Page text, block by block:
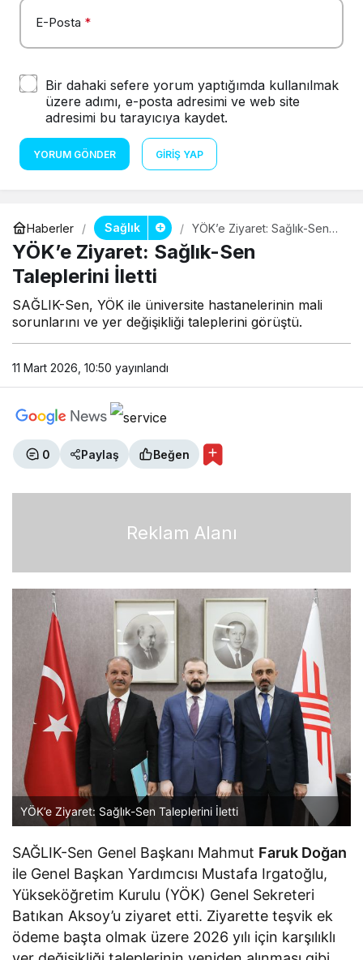
E-Posta *
Bir dahaki sefere yorum yaptığımda kullanılmak
üzere adımı, e-posta adresimi ve web site
adresimi bu tarayıcıya kaydet.
YORUM GÖNDER GIRIŞ YAP
Haberler Sağlık
YÖK’e Ziyaret: Sağlık-Sen
Taleplerini İletti
YÖK’e Ziyaret: Sağlık-Sen
Taleplerini İletti
SAĞLIK-Sen, YÖK ile üniversite hastanelerinin mali
sorunlarını ve yer değişikliği taleplerini görüştü.
11 Mart 2026, 10:50 yayınlandı
0 Paylaş Beğen
Reklam Alanı
YÖK’e Ziyaret: Sağlık-Sen Taleplerini İletti
SAĞLIK-Sen Genel Başkanı Mahmut Faruk Doğan
ile Genel Başkan Yardımcısı Mustafa Irgatoğlu,
Yükseköğretim Kurulu (YÖK) Genel Sekreteri
Batıkan Aksoy’u ziyaret etti. Ziyarette teşvik ek
ödeme başta olmak üzere 2026 yılı için karşılıklı